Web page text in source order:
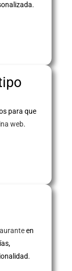
para que
web.
en